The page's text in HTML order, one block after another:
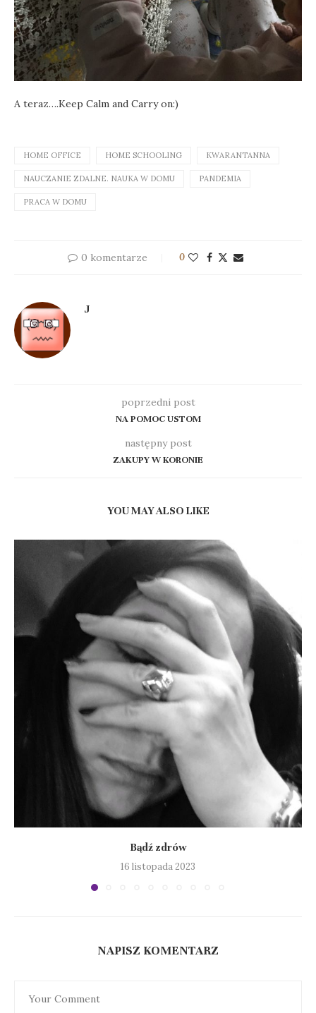
A teraz….Keep Calm and Carry on:)
HOME OFFICE HOME SCHOOLING KWARANTANNA
NAUCZANIE ZDALNE. NAUKA W DOMU PANDEMIA
PRACA W DOMU
0 komentarze 0
J
poprzedni post
NA POMOC USTOM
następny post
ZAKUPY W KORONIE
YOU MAY ALSO LIKE
Bądź zdrów
16 listopada 2023
NAPISZ KOMENTARZ